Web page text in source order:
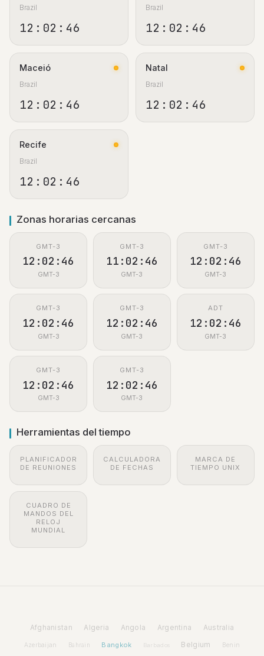
Brazil
12:02:47
Brazil
12:02:47
Maceió
Brazil
12:02:47
Natal
Brazil
12:02:47
Recife
Brazil
12:02:47
Zonas horarias cercanas
GMT-3
12:02:47
GMT-3
GMT-3
11:02:47
GMT-3
GMT-3
12:02:47
GMT-3
GMT-3
12:02:47
GMT-3
GMT-3
12:02:47
GMT-3
ADT
12:02:47
GMT-3
GMT-3
12:02:47
GMT-3
GMT-3
12:02:47
GMT-3
Herramientas del tiempo
PLANIFICADOR
DE REUNIONES
CALCULADORA
DE FECHAS
MARCA DE
TIEMPO UNIX
CUADRO DE
MANDOS DEL
RELOJ
MUNDIAL
Afghanistan Algeria Angola Argentina Australia
Azerbaijan Bahrain Bangkok Barbados Belgium Benin